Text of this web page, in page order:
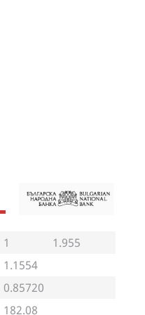
1
1.955
1.1554
0.85720
182.08